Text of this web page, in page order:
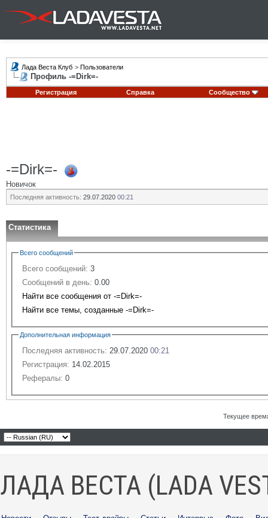
Лада Веста Клуб > Пользователи
Профиль -=Dirk=-
Регистрация Справка Сообщество
-=Dirk=-
Новичок
Последняя активность: 29.07.2020 00:21
Статистика
Всего сообщений
Всего сообщений: 3
Сообщений в день: 0.00
Найти все сообщения от -=Dirk=-
Найти все темы, созданные -=Dirk=-
Дополнительная информация
Последняя активность: 29.07.2020 00:21
Регистрация: 14.02.2015
Рефералы: 0
Текущее
ЛАДА ВЕСТА (LADA